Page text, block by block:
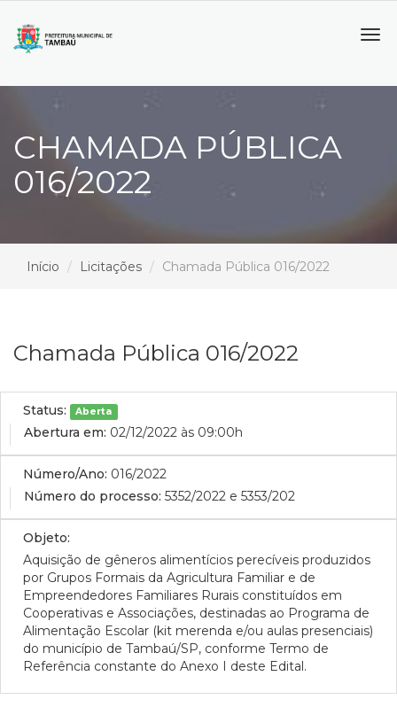
CHAMADA PÚBLICA
016/2022
Início Licitações Chamada Pública 016/2022
Chamada Pública 016/2022
Status: Aberta
Abertura em: 02/12/2022 às 09:00h
Número/Ano: 016/2022
Número do processo: 5352/2022 e 5353/202
Objeto:
Aquisição de gêneros alimentícios perecíveis produzidos
por Grupos Formais da Agricultura Familiar e de
Empreendedores Familiares Rurais constituídos em
Cooperativas e Associações, destinadas ao Programa de
Alimentação Escolar (kit merenda e/ou aulas presenciais)
do município de Tambaú/SP, conforme Termo de
Referência constante do Anexo I deste Edital.